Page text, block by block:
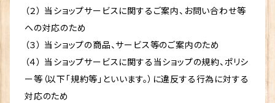
（２） 当ショップサービスに関するご案内、お問い合わせ等
への対応のため
（３） 当ショップの商品、サービス等のご案内のため
（４） 当ショップサービスに関する当ショップの規約、ポリシ
ー等（以下「規約等」といいます。）に違反する行為に対する
対応のため